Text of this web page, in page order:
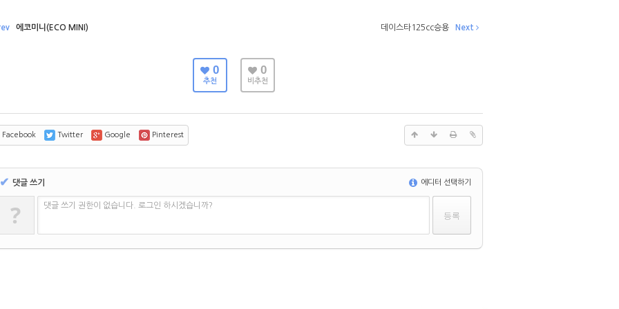
에코미니(ECO MINI) 데이스타125cc승용 Next
0
추천
0
비추천
Facebook Twitter Google Pinterest
✔ 댓글 쓰기 에디터 선택하기
? 댓글 쓰기 권한이 없습니다. 로그인 하시겠습니까?